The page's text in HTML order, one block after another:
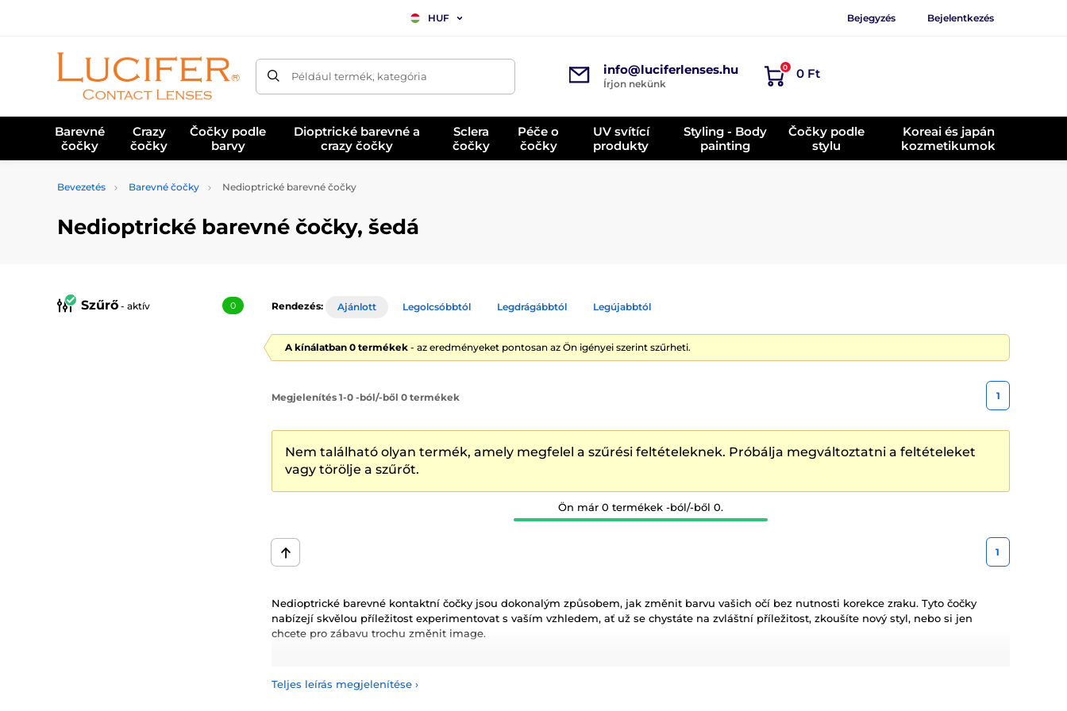
HUF Bejegyzés Bejelentkezés
Például termék, kategória info@luciferlenses.hu
Írjon nekünk
0 0 Ft
Barevné
čočky
Crazy
čočky
Čočky podle
barvy
Dioptrické barevné a
crazy čočky
Sclera
čočky
Péče o
čočky
UV svítící
produkty
Styling - Body
painting
Čočky podle
stylu
Koreai és japán
kozmetikumok
Bevezetés Barevné čočky Nedioptrické barevné čočky
Nedioptrické barevné čočky, šedá
Szűrő - aktív 0 Rendezés: Ajánlott Legolcsóbbtól Legdrágábbtól Legújabbtól
A kínálatban 0 termékek - az eredményeket pontosan az Ön igényei szerint szűrheti.
Megjelenítés 1-0 -ból/-ből 0 termékek 1
Nem található olyan termék, amely megfelel a szűrési feltételeknek. Próbálja megváltoztatni a feltételeket
vagy törölje a szűrőt.
Ön már 0 termékek -ból/-ből 0.
1
Nedioptrické barevné kontaktní čočky jsou dokonalým způsobem, jak změnit barvu vašich očí bez nutnosti korekce zraku. Tyto čočky
nabízejí skvělou příležitost experimentovat s vaším vzhledem, ať už se chystáte na zvláštní příležitost, zkoušíte nový styl, nebo si jen
chcete pro zábavu trochu změnit image.
nebo dramaticky změnit barvu svých očí.
Teljes leírás megjelenítése ›